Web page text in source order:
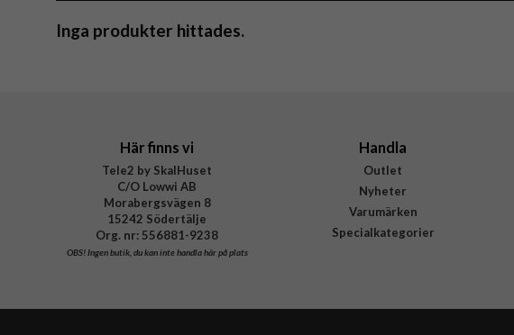
Inga produkter hittades.
Här finns vi
Tele2 by SkalHuset
C/O Lowwi AB
Morabergsvägen 8
15242 Södertälje
Org. nr: 556881-9238
OBS!Ingen butik, du kan inte handla här på plats
Handla
Outlet
Nyheter
Varumärken
Specialkategorier